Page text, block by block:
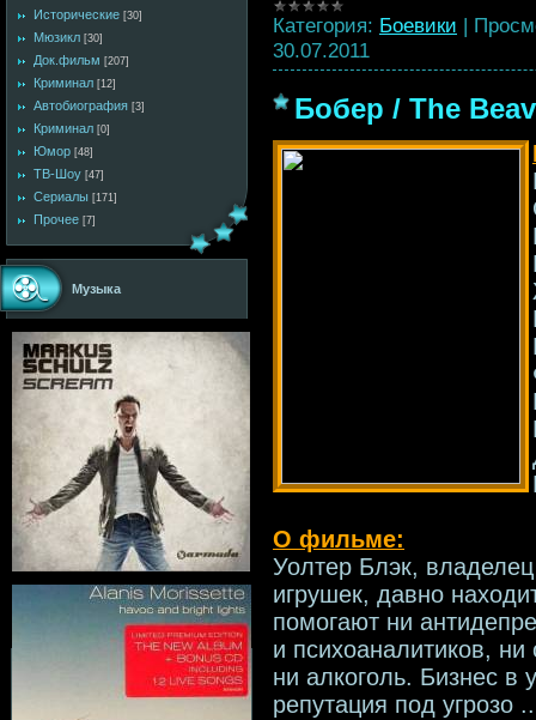
Исторические [30]
Мюзикл [30]
Док.фильм [207]
Криминал [12]
Автобиография [3]
Криминал [0]
Юмор [48]
ТВ-Шоу [47]
Сериалы [171]
Прочее [7]
Музыка
Категория: Боевики |
30.07.2011
Бобер / The
О фильме:
Уолтер Блэк,
игрушек, давно
помогают ни
и психоаналитиков,
ни алкоголь. Бизнес в
репутация под угрозо